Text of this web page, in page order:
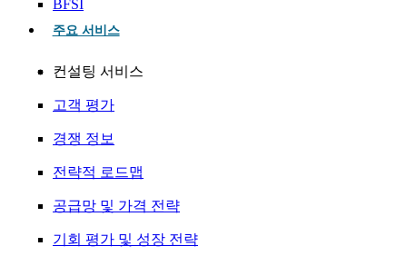
BFSI
주요 서비스
컨설팅 서비스
고객 평가
경쟁 정보
전략적 로드맵
공급망 및 가격 전략
기회 평가 및 성장 전략